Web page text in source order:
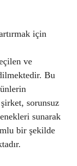
için
ve
Bu
sorunsuz
sunarak
bir şekilde